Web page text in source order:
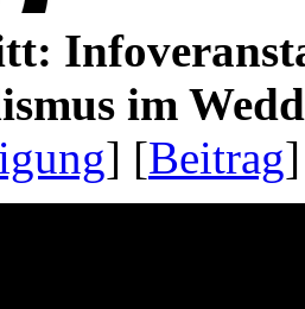
im
] [Beitrag